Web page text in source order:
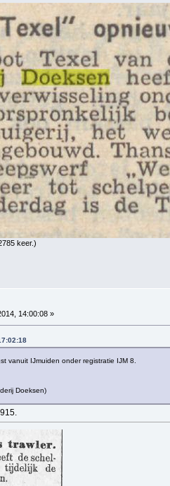
keer.)
14:00:08 »
vanuit IJmuiden onder registratie IJM 8.
Doeksen)